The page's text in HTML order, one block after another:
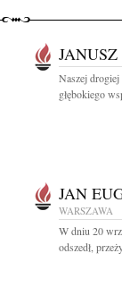
Naszej
głębokiego
JAN
WARSZAWA
W dniu 20
odszedł,